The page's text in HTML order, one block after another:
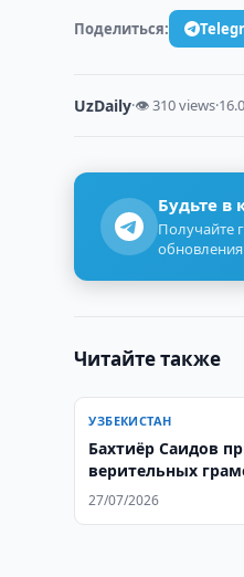
Поделиться:
UzDaily·👁 310 views·
Будьте в
Получайте
Читайте также
УЗБЕКИСТАН
Бахтиёр Саидов
верительных
Казахстана
27/07/2026